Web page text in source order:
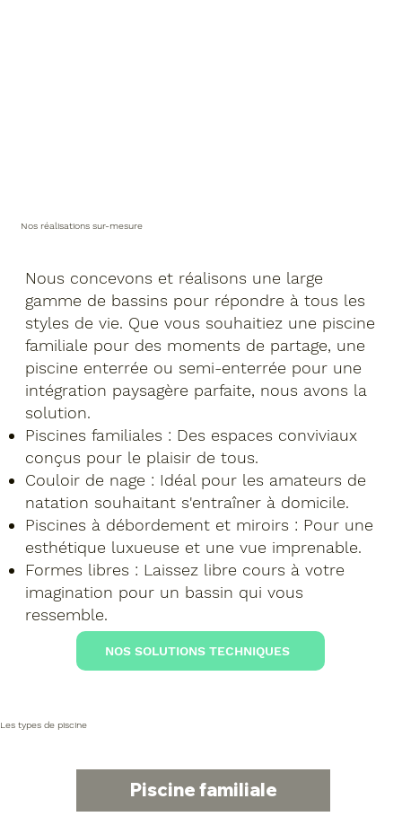
Nous concevons et réalisons une large
gamme de bassins pour répondre à tous les
styles de vie. Que vous souhaitiez une piscine
familiale pour des moments de partage, une
piscine enterrée ou semi-enterrée pour une
intégration paysagère parfaite, nous avons la
solution.
Piscines familiales : Des espaces conviviaux
conçus pour le plaisir de tous.
Couloir de nage : Idéal pour les amateurs de
natation souhaitant s'entraîner à domicile.
Piscines à débordement et miroirs : Pour une
esthétique luxueuse et une vue imprenable.
Formes libres : Laissez libre cours à votre
imagination pour un bassin qui vous
ressemble.
Nos réalisations sur-mesure
NOS SOLUTIONS TECHNIQUES
Les types de piscine
Piscine familiale